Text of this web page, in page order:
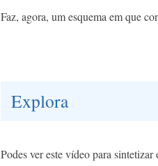
Faz, agora, um esquema em que
Explora
Podes ver este vídeo para